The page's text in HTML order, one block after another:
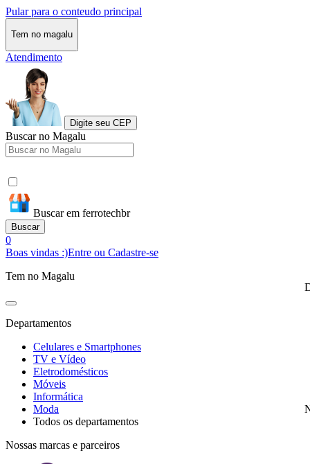
Pular para o conteudo principal
Tem no magalu
Atendimento
Digite seu CEP
Buscar no Magalu
Buscar em ferrotechbr
Buscar
0
Boas vindas :)Entre ou Cadastre-se
Tem no Magalu
Departamentos
Celulares e Smartphones
TV e Vídeo
Eletrodomésticos
Móveis
Informática
Moda
Todos os departamentos
Nossas marcas e parceiros